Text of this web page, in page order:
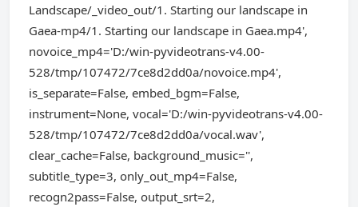
Landscape/_video_out/1. Starting our landscape in
Gaea-mp4/1. Starting our landscape in Gaea.mp4',
novoice_mp4='D:/win-pyvideotrans-v4.00-
528/tmp/107472/7ce8d2dd0a/novoice.mp4',
is_separate=False, embed_bgm=False,
instrument=None, vocal='D:/win-pyvideotrans-v4.00-
528/tmp/107472/7ce8d2dd0a/vocal.wav',
clear_cache=False, background_music='',
subtitle_type=3, only_out_mp4=False,
recogn2pass=False, output_srt=2,